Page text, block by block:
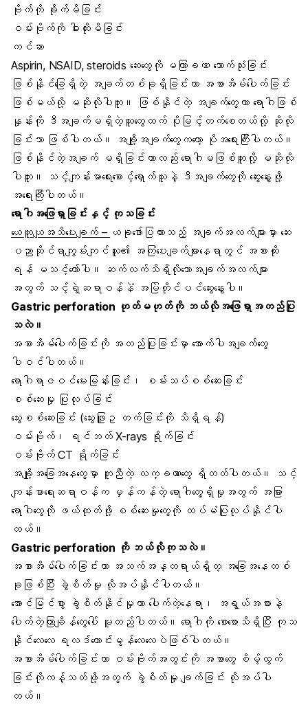
ဗိုက်ကို ခိုက်မိခြင်း
ဝမ်းဗိုက်ကို ဓါးထိုးမိခြင်း
ကင်ဆာ
Aspirin, NSAID, steroids ဆေးတွေကို မကြာခဏ သောက်သုံးခြင်း
ဖြစ်နိုင်ခြေရှိတဲ့ အချက်တစ်ခုရှိခြင်းဟာ အစာအိမ်ပေါက်ခြင်း
ဖြစ်မယ်လို့ မဆိုလိုပါဘူး။ ဖြစ်နိုင်တဲ့ အချက်တွေဟာ ရောဂါဖြစ်
နှုန်းကို ဒီအချက်မရှိတဲ့သူတွေထက် ပိုမြင့်တက်စေတယ်လို့ ဆိုလို
ခြင်းသာ ဖြစ်ပါတယ်။ အချို့အချက်တွေကတော့ ပိုအရေးကြီးပါတယ်။
ဖြစ်နိုင်တဲ့အချက် မရှိခြင်းဟာလည်း ရောဂါမဖြစ်ဘူးလို့ မဆိုလို
ပါဘူး။ သင့်ကျန်းမာရေးစောင့်ရှောက်သူနဲ့ ဒီအချက်တွေကို ဆွေးနွေးဖို့
အရေးကြီးပါတယ်။
ရောဂါအဖြေရှာခြင်းနှင့် ကုသခြင်း
ယေဘူယျအသိပေးချက် – ယခုဖော်ပြထားသည့် အချက်အလက်များမှာ ဆေး
ပညာဆိုင်ရာကျွမ်းကျင်သူ၏ အကြံပေးချက်များနေရာတွင် အစားထိုး
ရန် မသင့်တော်ပါ။ ဆက်လက်သိရှိလိုသောအချက်အလက်များ
အတွက် သင့်ရဲ့ဆရာဝန်နဲံ အမြဲတိုင်ပင်ဆွေးနွေးပါ။
Gastric perforation ဟုတ်မဟုတ်ကို ဘယ်လိုအဖြေရှာအတည်ပြု
သလဲ။
အစာအိမ်ပေါက်ခြင်းကို အတည်ပြုခြင်းမှာ အောက်ပါအချက်တွေ
ပါဝင်ပါတယ်။
ရောဂါရာဇဝင်မေးမြန်းခြင်း၊ စမ်းသပ်စစ်ဆေးခြင်း
စစ်ဆေးမှု ပြုလုပ်ခြင်း
သွေးစစ်ဆေးခြင်း (သွေးဖြူဥ တက်ခြင်းကို သိရှိရန်)
ဝမ်းဗိုက်၊ ရင်ဘတ် X-rays ရိုက်ခြင်း
ဝမ်းဗိုက် CT ရိုက်ခြင်း
အချို့အခြေအနေတွေမှာ တူညီတဲ့ လက္ခဏာတွေ ရှိတတ်ပါတယ်။ သင့်
ကျန်းမာရေးဆရာဝန်က မှန်ကန်တဲ့ ရောဂါတွေ့ရှိမှုအတွက် အခြား
ရောဂါတွေကို ဖယ်ထုတ်ဖို့ စစ်ဆေးမှုတွေကို ထပ်မံပြုလုပ်နိုင်ပါ
တယ်။
Gastric perforation ကို ဘယ်လိုကုသလဲ။
အစာအိမ်ပေါက်ခြင်းဟာ အသက်အန္တရာယ်ရှိတ့ အခြေအနေတစ်
ခုဖြစ်ပြီး ခွဲစိတ်မှု လိုအပ်နိုင်ပါတယ်။
အောင်မြင်စွာ ခွဲစိတ်နိုင်မှုဟာ ပေါက်တဲ့နေရာ၊ အရွယ်အစားနဲ့
ပေါက်တဲ့ကြာချိန်တွေပေါ် မူတည်ပါတယ်။ ရောဂါကို စောစောသိရှိပြီး ကုသ
နိုင်လေလေ ရလဒ်ကောင်းမွန်လေလေပဲဖြစ်ပါတယ်။
အစာအိမ်ပေါက်ခြင်းဟာ ဝမ်းဗိုက်အတွင်းကို အစာတွေ စိမ့်ထွက်
ခြင်းကိုကန့်သတ်ဖို့အတွက် ခွဲစိတ်မှု ချက်ခြင်း လိုအပ်ပါ
တယ်။